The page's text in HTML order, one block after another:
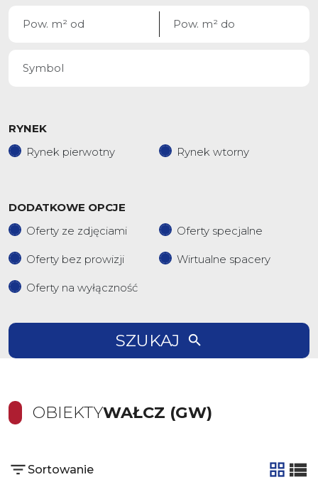
RYNEK
Rynek pierwotny
Rynek wtorny
DODATKOWE OPCJE
Oferty ze zdjęciami
Oferty specjalne
Oferty bez prowizji Wirtualne spacery
Oferty na wyłączność
SZUKAJ
OBIEKTYWAŁCZ (GW)
Sortowanie
tabela